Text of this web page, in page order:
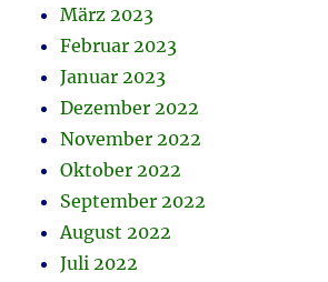
März 2023
Februar 2023
Januar 2023
Dezember 2022
November 2022
Oktober 2022
September 2022
August 2022
Juli 2022